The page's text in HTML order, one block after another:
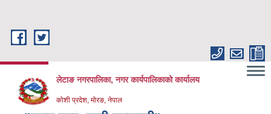
लेटाङ नगरपालिका, नगर कार्यपालिकाको कार्यालय
कोशी प्रदेश, मोरङ, नेपाल